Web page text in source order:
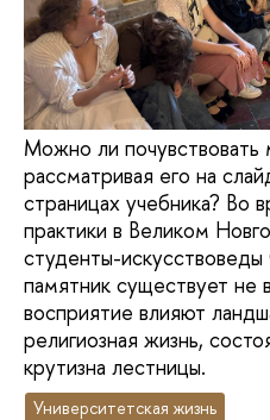
Можно ли почувствовать
рассматривая его на
страницах учебника? Во
практики в Великом
студенты-
памятник существует не
восприятие влияют
религиозная жизнь,
крутизна лестницы.
Университетская жизнь